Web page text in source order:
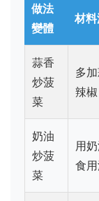
做法
變體
材
蒜香
炒菠
菜
多
辣椒
奶油
炒菠
菜
用
食